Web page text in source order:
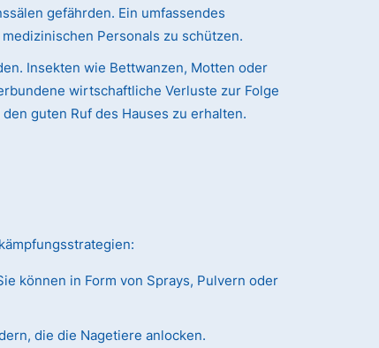
gefährden. Ein umfassendes
Personals zu schützen.
Insekten wie Bettwanzen, Motten oder
wirtschaftliche Verluste zur Folge
guten Ruf des Hauses zu erhalten.
können in Form von Sprays, Pulvern oder
die die Nagetiere anlocken.